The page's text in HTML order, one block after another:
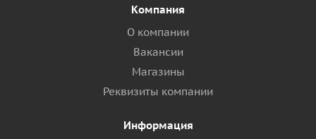
Компания
О компании
Вакансии
Магазины
Реквизиты компании
Информация